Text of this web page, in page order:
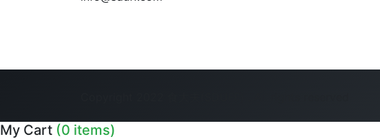
My Cart (0 items)